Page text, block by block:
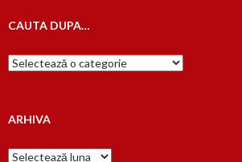
CAUTA DUPA…
Cauta
dupa…
ARHIVA
Arhiva